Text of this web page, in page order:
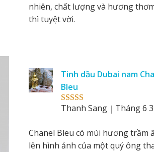
nhiên, chất lượng và hương
thì tuyệt vời.
Rated5 out
Tinh dầu Dubai nam
Bleu
Thanh Sang
Tháng 6
Chanel Bleu có mùi hương trầm
lên hình ảnh của một quý ông